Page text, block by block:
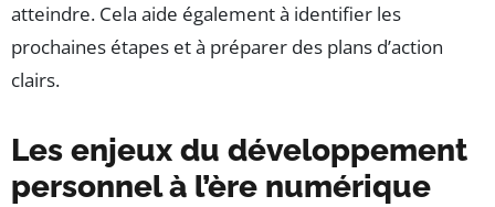
atteindre. Cela aide également à identifier les
prochaines étapes et à préparer des plans d’action
clairs.
Les enjeux du développement
personnel à l’ère numérique